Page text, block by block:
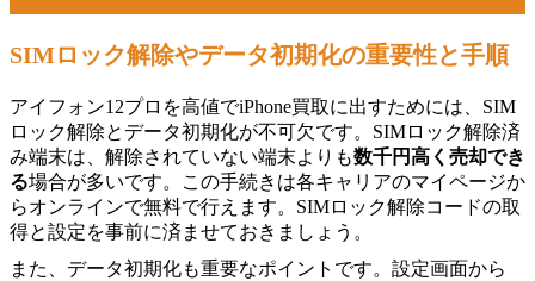
SIMロック解除やデータ初期化の重要性と手順
アイフォン12プロを高値でiPhone買取に出すためには、SIM
ロック解除とデータ初期化が不可欠です。SIMロック解除済
み端末は、解除されていない端末よりも数千円高く売却でき
る場合が多いです。この手続きは各キャリアのマイページか
らオンラインで無料で行えます。SIMロック解除コードの取
得と設定を事前に済ませておきましょう。
また、データ初期化も重要なポイントです。設定画面から